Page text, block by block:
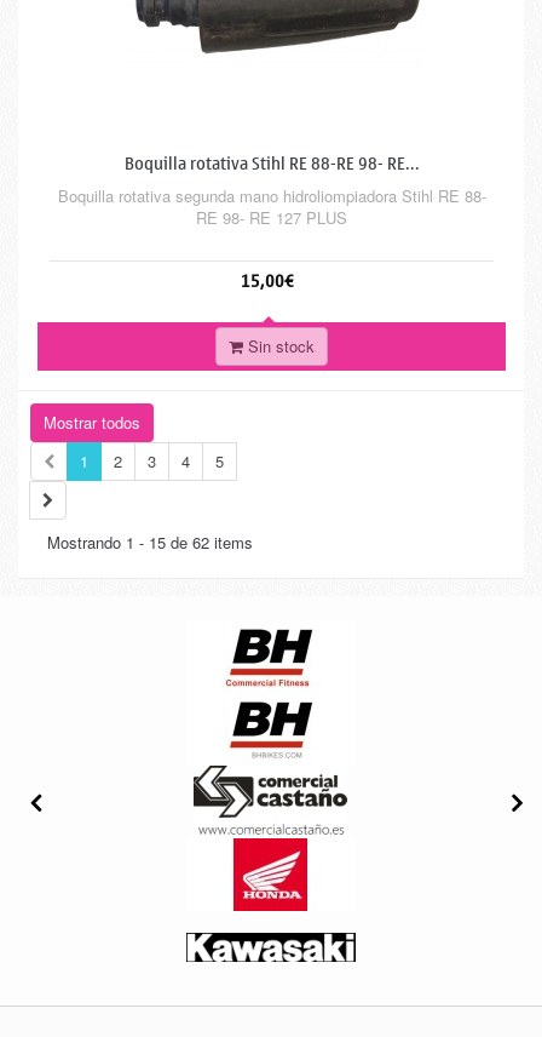
Boquilla rotativa Stihl RE 88-RE 98- RE...
Boquilla rotativa segunda mano hidroliompiadora Stihl RE 88-
RE 98- RE 127 PLUS
15,00€
Sin stock
Mostrar todos
1
2 3 4 5
Mostrando 1 - 15 de 62 items